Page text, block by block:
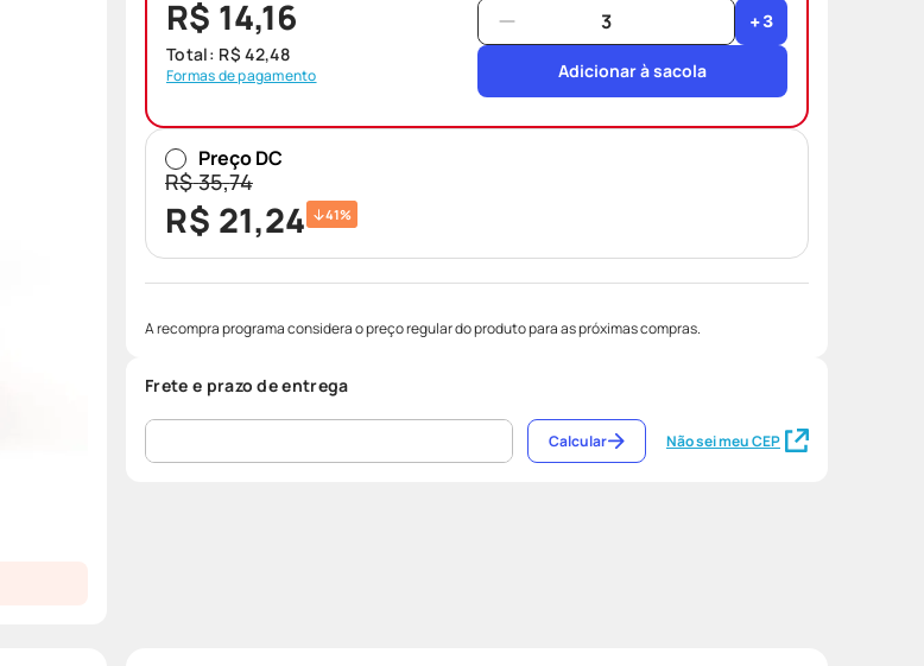
R$ 14,16
Total: R$ 42,48
Formas de pagamento
+3
Adicionar à sacola
Preço DC
R$35,74
R$ 21,24 41%
A recompra programa considera o preço regular do produto para as próximas compras.
Frete e prazo de entrega
Não sei meu CEP
Calcular